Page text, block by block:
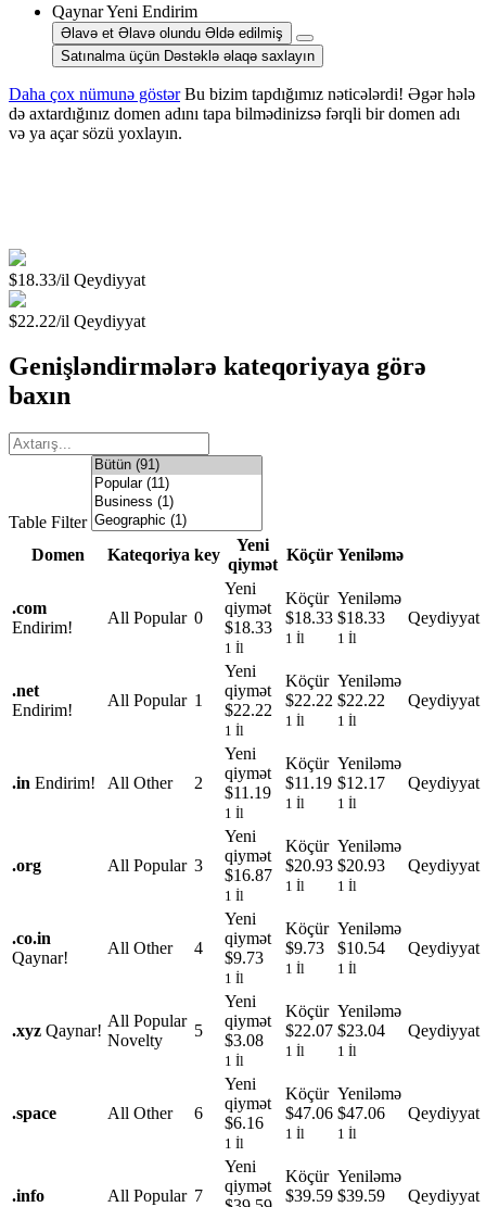
QaynarYeni Endirim
Əlavə et Əlavə olundu Əldə edilmiş
Satınalma üçün Dəstəklə əlaqə saxlayın
Daha çox nümunə göstər Bu bizim tapdığımız nəticələrdi! Əgər hələ
də axtardığınız domen adını tapa bilmədinizsə fərqli bir domen adı
və ya açar sözü yoxlayın.
$18.33/il Qeydiyyat
$22.22/il Qeydiyyat
Genişləndirmələrə kateqoriyaya görə
baxın
Table Filter
Domen
Kateqoriya key
Yeni
qiymət
Köçür Yeniləmə
.com
Endirim!
All Popular 0
Yeni
qiymət
$18.33
1 İl
Köçür
$18.33
1 İl
Yeniləmə
$18.33
1 İl
Qeydiyyat
.net
Endirim!
All Popular 1
Yeni
qiymət
$22.22
1 İl
Köçür
$22.22
1 İl
Yeniləmə
$22.22
1 İl
Qeydiyyat
.in Endirim! All Other 2
Yeni
qiymət
$11.19
1 İl
Köçür
$11.19
1 İl
Yeniləmə
$12.17
1 İl
Qeydiyyat
.org All Popular 3
Yeni
qiymət
$16.87
1 İl
Köçür
$20.93
1 İl
Yeniləmə
$20.93
1 İl
Qeydiyyat
.co.in
Qaynar!
All Other 4
Yeni
qiymət
$9.73
1 İl
Köçür
$9.73
1 İl
Yeniləmə
$10.54
1 İl
Qeydiyyat
.xyz Qaynar!
All Popular
Novelty
5
Yeni
qiymət
$3.08
1 İl
Köçür
$22.07
1 İl
Yeniləmə
$23.04
1 İl
Qeydiyyat
.space All Other 6
Yeni
qiymət
$6.16
1 İl
Köçür
$47.06
1 İl
Yeniləmə
$47.06
1 İl
Qeydiyyat
.info All Popular 7
Yeni
qiymət
Köçür
$39.59
Yeniləmə
$39.59
Qeydiyyat